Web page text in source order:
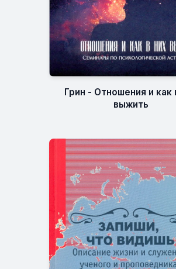
Грин - Отношения и как
выжить